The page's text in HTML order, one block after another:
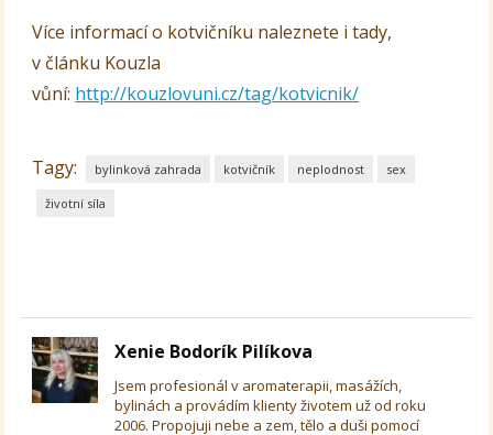
Více informací o kotvičníku naleznete i tady,
v článku Kouzla
vůní: http://kouzlovuni.cz/tag/kotvicnik/
Tagy: bylinková zahrada kotvičník neplodnost sex
životní síla
Xenie Bodorík Pilíkova
Jsem profesionál v aromaterapii, masážích,
bylinách a provádím klienty životem už od roku
2006. Propojuji nebe a zem, tělo a duši pomocí